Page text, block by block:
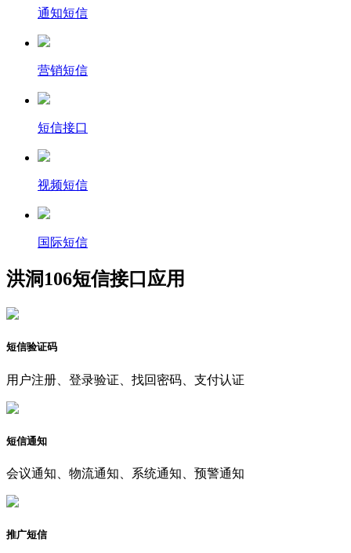
通知短信
营销短信
短信接口
视频短信
国际短信
洪洞106短信接口应用
短信验证码
用户注册、登录验证、找回密码、支付认证
短信通知
会议通知、物流通知、系统通知、预警通知
推广短信